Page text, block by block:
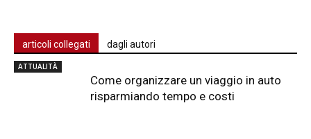
articoli collegati dagli autori
ATTUALITÀ
Come organizzare un viaggio in auto
risparmiando tempo e costi